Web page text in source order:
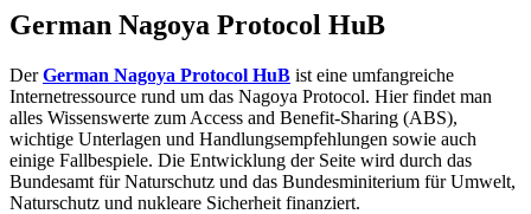
German Nagoya Protocol HuB
DerGerman Nagoya Protocol HuB ist eine umfangreiche
Internetressource rund um das Nagoya Protocol. Hier findet man
alles Wissenswerte zum Access and Benefit-Sharing (ABS),
wichtige Unterlagen und Handlungsempfehlungen sowie auch
einige Fallbespiele. Die Entwicklung der Seite wird durch das
Bundesamt für Naturschutz und das Bundesminiterium für Umwelt,
Naturschutz und nukleare Sicherheit finanziert.